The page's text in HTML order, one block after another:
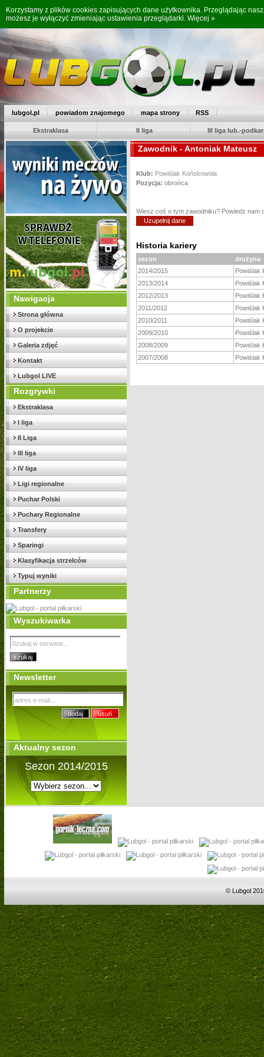
Korzystamy z plików cookies zapisujących dane użytkownika. Przeglądając
możesz je wyłączyć zmieniając ustawienia przeglądarki. Więcej »
lubgol.pl powiadom znajomego mapa strony RSS
Ekstraklasa II liga III liga lub.-
Nawigacja
Strona główna
O projekcie
Galeria zdjęć
Kontakt
Lubgol LIVE
Rozgrywki
Ekstraklasa
I liga
II Liga
III liga
IV liga
Ligi regionalne
Puchar Polski
Puchary Regionalne
Transfery
Sparingi
Klasyfikacja strzelców
Typuj wyniki
Partnerzy
Wyszukiwarka
Newsletter
Aktualny sezon
Sezon 2014/2015
Zawodnik - Antoniak Mateusz
Klub: Powiślak Końskowola
Pozycja: obrońca
Wiesz coś o tym zawodniku? Powiedz nam
Uzupełnij dane
Historia kariery
sezon
drużyna
2014/2015
Powiślak
2013/2014
Powiślak
2012/2013
Powiślak
2011/2012
Powiślak
2010/2011
Powiślak
2009/2010
Powiślak
2008/2009
Powiślak
2007/2008
Powiślak
© Lubgol